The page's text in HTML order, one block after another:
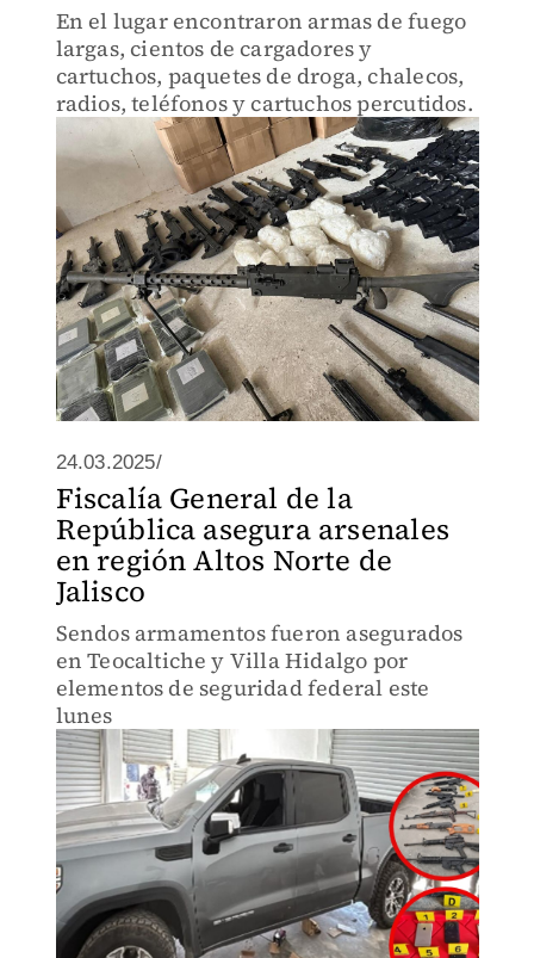
En el lugar encontraron armas de fuego
largas, cientos de cargadores y
cartuchos, paquetes de droga, chalecos,
radios, teléfonos y cartuchos percutidos.
24.03.2025/
Fiscalía General de la
República asegura arsenales
en región Altos Norte de
Jalisco
Sendos armamentos fueron asegurados
en Teocaltiche y Villa Hidalgo por
elementos de seguridad federal este
lunes